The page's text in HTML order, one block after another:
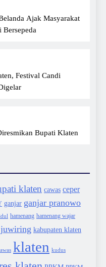
Ajak Masyarakat
Festival Candi
Bupati Klaten
klaten cawas ceper
ganjar ganjar pranowo
hamenang hamenang wajar
juwiring kabupaten klaten
klaten kudus